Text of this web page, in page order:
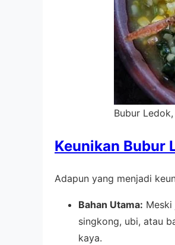
Bubur
Keunikan Bubur
Adapun yang menjadi
Bahan Utama:
singkong, ubi, atau
kaya.